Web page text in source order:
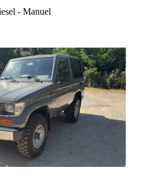
- Manuel